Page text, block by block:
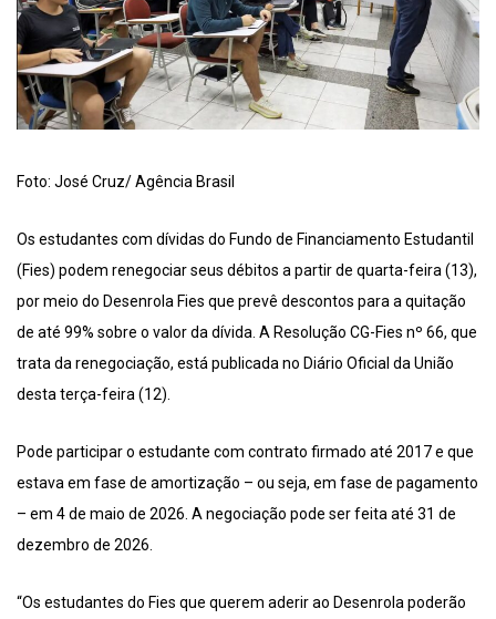
Foto: José Cruz/ Agência Brasil
Os estudantes com dívidas do Fundo de Financiamento Estudantil
(Fies) podem renegociar seus débitos a partir de quarta-feira (13),
por meio do Desenrola Fies que prevê descontos para a quitação
de até 99% sobre o valor da dívida. A Resolução CG-Fies nº 66, que
trata da renegociação, está publicada no Diário Oficial da União
desta terça-feira (12).
Pode participar o estudante com contrato firmado até 2017 e que
estava em fase de amortização – ou seja, em fase de pagamento
– em 4 de maio de 2026. A negociação pode ser feita até 31 de
dezembro de 2026.
“Os estudantes do Fies que querem aderir ao Desenrola poderão